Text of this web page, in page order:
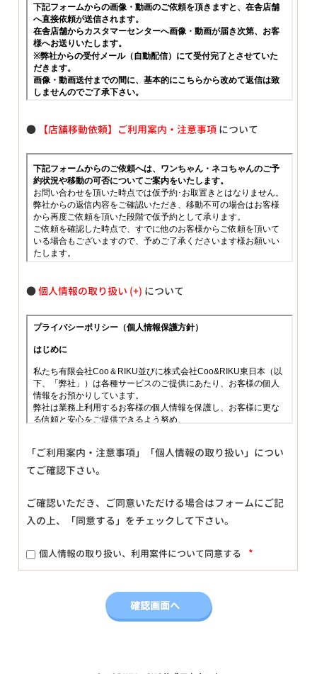
● 【店舗移動依頼】ご利用案内・注意事項 について
●個人情報の取り扱い について
「ご利用案内・注意事項」「個人情報の取り扱い」につい
てご確認下さい。
ご確認いただき、ご同意いただける場合はフォームにご記
入の上、「同意する」をチェックして下さい。
個人情報の取り扱い、利用案件について同意する *